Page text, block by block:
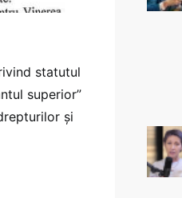
statutul
superior”
şi